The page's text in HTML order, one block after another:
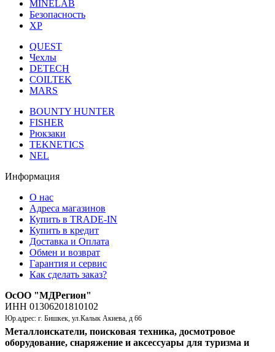
MINELAB
Безопасность
XP
QUEST
Чехлы
DETECH
COILTEK
MARS
BOUNTY HUNTER
FISHER
Рюкзаки
TEKNETICS
NEL
Информация
О нас
Адреса магазинов
Купить в TRADE-IN
Купить в кредит
Доставка и Оплата
Обмен и возврат
Гарантия и сервис
Как сделать заказ?
ОсОО "МДРегион"
ИНН 01306201810102
Юр.адрес: г. Бишкек, ул.Калык Акиева, д 66
Металлоискатели, поисковая техника, досмотровое
оборудование, снаряжение и аксессуары для туризма и